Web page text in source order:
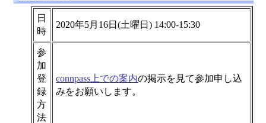
日
時
2020年5月16日(土曜日) 14:00-15:30
参
加
登
録
方
法
connpass上での案内の掲示を見て参加申し込
みをお願いします。